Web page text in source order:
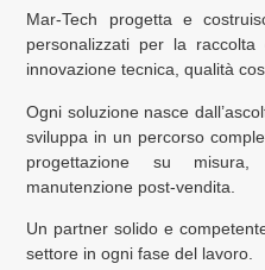
Mar-Tech progetta e
personalizzati per la
innovazione tecnica, qualità
Ogni soluzione nasce
sviluppa in un percorso
progettazione su
manutenzione post-vendita.
Un partner solido e
settore in ogni fase del lavoro.